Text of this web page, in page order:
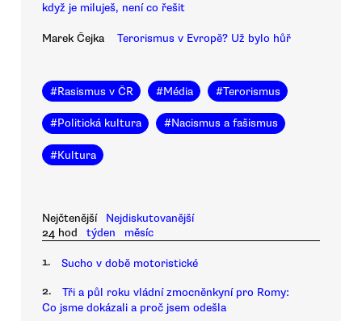
když je miluješ, není co řešit
Marek Čejka Terorismus v Evropě? Už bylo hůř
#Rasismus v ČR #Média #Terorismus
#Politická kultura #Nacismus a fašismus
#Kultura
Nejčtenější
Nejdiskutovanější
24 hod
týden měsíc
1. Sucho v době motoristické
2.
Tři a půl roku vládní zmocněnkyní pro Romy:
Co jsme dokázali a proč jsem odešla